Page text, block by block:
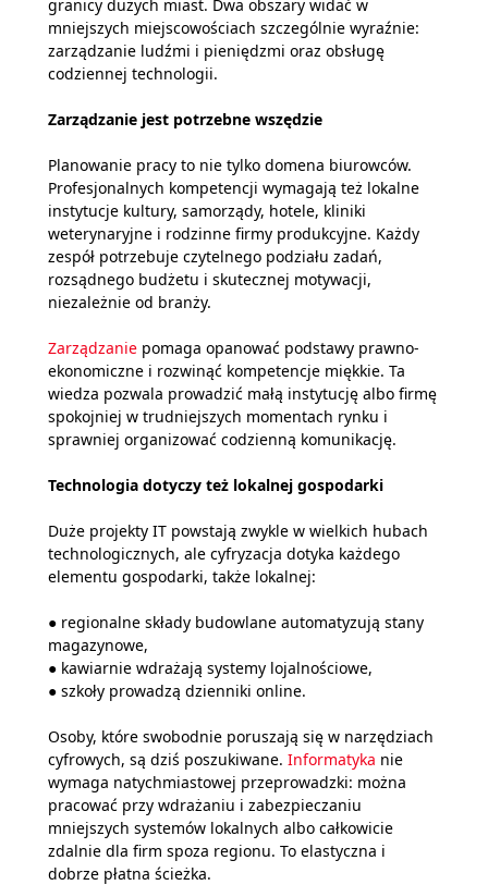
granicy dużych miast. Dwa obszary widać w
mniejszych miejscowościach szczególnie wyraźnie:
zarządzanie ludźmi i pieniędzmi oraz obsługę
codziennej technologii.
Zarządzanie jest potrzebne wszędzie
Planowanie pracy to nie tylko domena biurowców.
Profesjonalnych kompetencji wymagają też lokalne
instytucje kultury, samorządy, hotele, kliniki
weterynaryjne i rodzinne firmy produkcyjne. Każdy
zespół potrzebuje czytelnego podziału zadań,
rozsądnego budżetu i skutecznej motywacji,
niezależnie od branży.
Zarządzanie pomaga opanować podstawy prawno-
ekonomiczne i rozwinąć kompetencje miękkie. Ta
wiedza pozwala prowadzić małą instytucję albo firmę
spokojniej w trudniejszych momentach rynku i
sprawniej organizować codzienną komunikację.
Technologia dotyczy też lokalnej gospodarki
Duże projekty IT powstają zwykle w wielkich hubach
technologicznych, ale cyfryzacja dotyka każdego
elementu gospodarki, także lokalnej:
● regionalne składy budowlane automatyzują stany
magazynowe,
● kawiarnie wdrażają systemy lojalnościowe,
● szkoły prowadzą dzienniki online.
Osoby, które swobodnie poruszają się w narzędziach
cyfrowych, są dziś poszukiwane. Informatyka nie
wymaga natychmiastowej przeprowadzki: można
pracować przy wdrażaniu i zabezpieczaniu
mniejszych systemów lokalnych albo całkowicie
zdalnie dla firm spoza regionu. To elastyczna i
dobrze płatna ścieżka.